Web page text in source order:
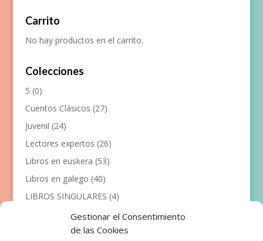
Gestionar el Consentimiento
de las Cookies
Carrito
No hay productos en el carrito.
Colecciones
5 (0)
Cuentos Clásicos (27)
Juvenil (24)
Lectores expertos (26)
Libros en euskera (53)
Libros en galego (40)
LIBROS SINGULARES (4)
Llibres en català (117)
Manualidades (53)